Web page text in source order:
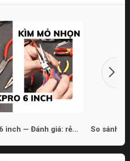
inch — Đánh giá: rẻ
So sánh 3